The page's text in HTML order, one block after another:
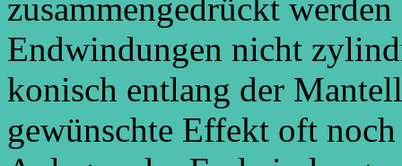
zusammengedrückt
Endwindungen nicht
konisch entlang der
gewünschte Effekt oft